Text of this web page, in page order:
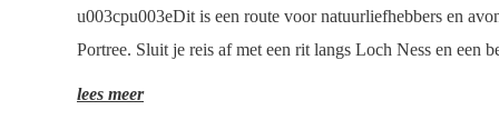
lees meer
u003cpu003eDit is een route voor natuurliefhebbers en
Portree. Sluit je reis af met een rit langs Loch Ness en een